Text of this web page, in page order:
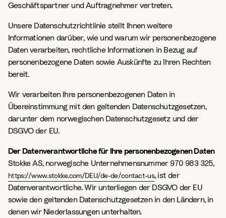
Geschäftspartner und Auftragnehmer vertreten.
Unsere Datenschutzrichtlinie stellt Ihnen weitere
Informationen darüber, wie und warum wir personenbezogene
Daten verarbeiten, rechtliche Informationen in Bezug auf
personenbezogene Daten sowie Auskünfte zu Ihren Rechten
bereit.
Wir verarbeiten Ihre personenbezogenen Daten in
Übereinstimmung mit den geltenden Datenschutzgesetzen,
darunter dem norwegischen Datenschutzgesetz und der
DSGVO der EU.
Der Datenverantwortliche für Ihre personenbezogenen Daten
Stokke AS, norwegische Unternehmensnummer 970 983 325,
https://www.stokke.com/DEU/de-de/contact-us, ist der
Datenverantwortliche. Wir unterliegen der DSGVO der EU
sowie den geltenden Datenschutzgesetzen in den Ländern, in
denen wir Niederlassungen unterhalten.